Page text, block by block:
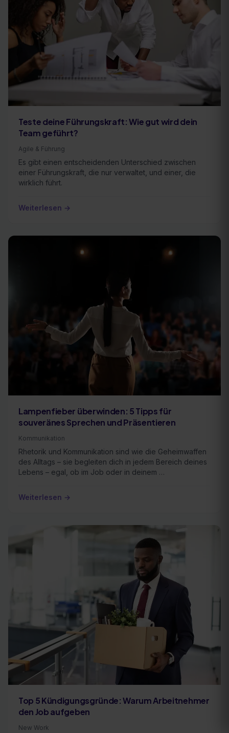
Teste deine Führungskraft: Wie gut wird dein
Team geführt?
Agile & Führung
Es gibt einen entscheidenden Unterschied zwischen
einer Führungskraft, die nur verwaltet, und einer, die
wirklich führt.
Weiterlesen →
Lampenfieber überwinden: 5 Tipps für
souveränes Sprechen und Präsentieren
Kommunikation
Rhetorik und Kommunikation sind wie die Geheimwaffen
des Alltags – sie begleiten dich in jedem Bereich deines
Lebens – egal, ob im Job oder in deinem …
Weiterlesen →
Top 5 Kündigungsgründe: Warum Arbeitnehmer
den Job aufgeben
New Work